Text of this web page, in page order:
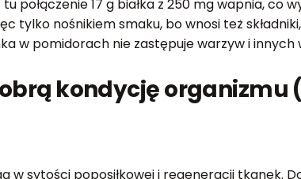
połączenie 17 g białka z 250 mg wapnia, co
tylko nośnikiem smaku, bo wnosi też
w pomidorach nie zastępuje warzyw i
kondycję organizmu
w sytości poposiłkowej i regeneracji tkanek.